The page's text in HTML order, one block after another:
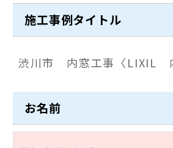
施工事例タイトル
お名前